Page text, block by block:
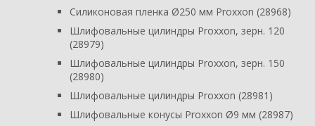
Силиконовая пленка Ø250 мм Proxxon (28968)
Шлифовальные цилиндры Proxxon, зерн. 120
(28979)
Шлифовальные цилиндры Proxxon, зерн. 150
(28980)
Шлифовальные цилиндры Proxxon (28981)
Шлифовальные конусы Proxxon Ø9 мм (28987)